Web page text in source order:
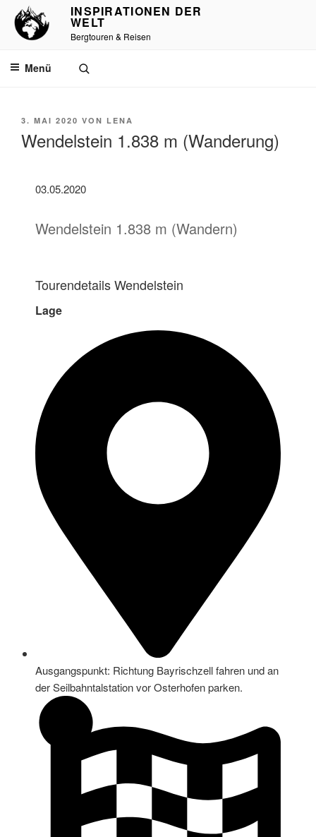
INSPIRATIONEN DER
WELT
Bergtouren & Reisen
Menü
3. MAI 2020 VON LENA
Wendelstein 1.838 m (Wanderung)
03.05.2020
Wendelstein 1.838 m (Wandern)
Tourendetails Wendelstein
Lage
Ausgangspunkt: Richtung Bayrischzell fahren und an
der Seilbahntalstation vor Osterhofen parken.